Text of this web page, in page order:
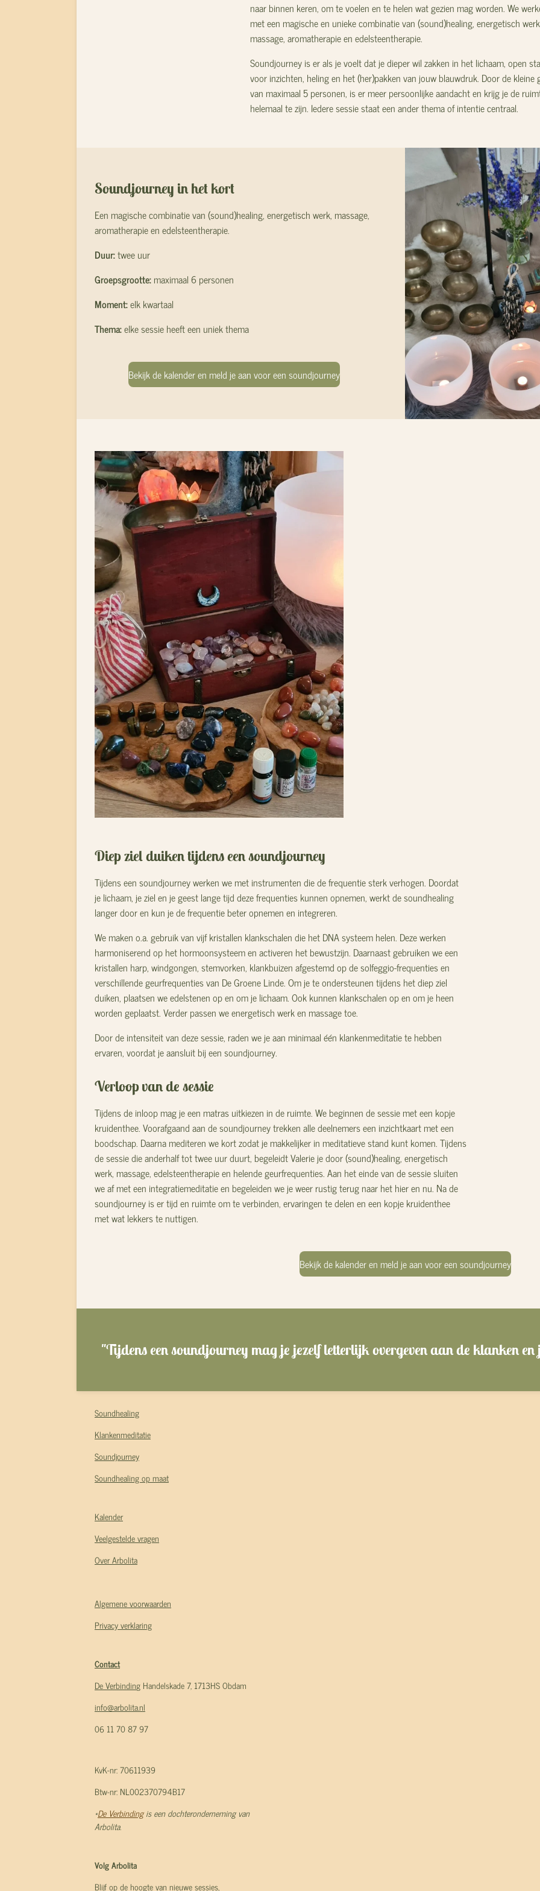
naar binnen keren, om te voelen en te helen wat gezien mag worden. We
met een magische en unieke combinatie van (sound)healing, energetisch
massage, aromatherapie en edelsteentherapie.
Soundjourney is er als je voelt dat je dieper wil zakken in het lichaam, open
voor inzichten, heling en het (her)pakken van jouw blauwdruk. Door de kleine
van maximaal 5 personen, is er meer persoonlijke aandacht en krijg je de
helemaal te zijn. Iedere sessie staat een ander thema of intentie centraal.
Soundjourney in het kort
Een magische combinatie van (sound)healing, energetisch werk, massage,
aromatherapie en edelsteentherapie.
Duur:twee uur
Groepsgrootte:maximaal 6 personen
Moment:elk kwartaal
Thema:elke sessie heeft een uniek thema
Bekijk de kalender en meld je aan voor een soundjourney
Diep ziel duiken tijdens een soundjourney
Tijdens een soundjourney werken we met instrumenten die de frequentie sterk verhogen. Doordat
je lichaam, je ziel en je geest lange tijd deze frequenties kunnen opnemen, werkt de soundhealing
langer door en kun je de frequentie beter opnemen en integreren.
We maken o.a. gebruik van vijf kristallen klankschalen die het DNA systeem helen. Deze werken
harmoniserend op het hormoonsysteem en activeren het bewustzijn. Daarnaast gebruiken we een
kristallen harp, windgongen, stemvorken, klankbuizen afgestemd op de solfeggio-frequenties en
verschillende geurfrequenties van De Groene Linde. Om je te ondersteunen tijdens het diep ziel
duiken, plaatsen we edelstenen op en om je lichaam. Ook kunnen klankschalen op en om je heen
worden geplaatst. Verder passen we energetisch werk en massage toe.
Door de intensiteit van deze sessie, raden we je aan minimaal één klankenmeditatie te hebben
ervaren, voordat je aansluit bij een soundjourney.
Verloop van de sessie
Tijdens de inloop mag je een matras uitkiezen in de ruimte. We beginnen de sessie met een kopje
kruidenthee. Voorafgaand aan de soundjourney trekken alle deelnemers een inzichtkaart met een
boodschap. Daarna mediteren we kort zodat je makkelijker in meditatieve stand kunt komen. Tijdens
de sessie die anderhalf tot twee uur duurt, begeleidt Valerie je door (sound)healing, energetisch
werk, massage, edelsteentherapie en helende geurfrequenties. Aan het einde van de sessie sluiten
we af met een integratiemeditatie en begeleiden we je weer rustig terug naar het hier en nu. Na de
soundjourney is er tijd en ruimte om te verbinden, ervaringen te delen en een kopje kruidenthee
met wat lekkers te nuttigen.
Bekijk de kalender en meld je aan voor een soundjourney
"Tijdens een soundjourney mag je jezelf letterlijk overgeven aan de klanken
Soundhealing
Klankenmeditatie
Soundjourney
Soundhealing op maat
Kalender
Veelgestelde vragen
Over Arbolita
Algemene voorwaarden
Privacy verklaring
Contact
De Verbinding Handelskade 7, 1713HS Obdam
info@arbolita.nl
06 11 70 87 97
KvK-nr: 70611939
Btw-nr: NL002370794B17
*De Verbindingis een dochteronderneming van
Arbolita.
Volg Arbolita
Blijf op de hoogte van nieuwe sessies,